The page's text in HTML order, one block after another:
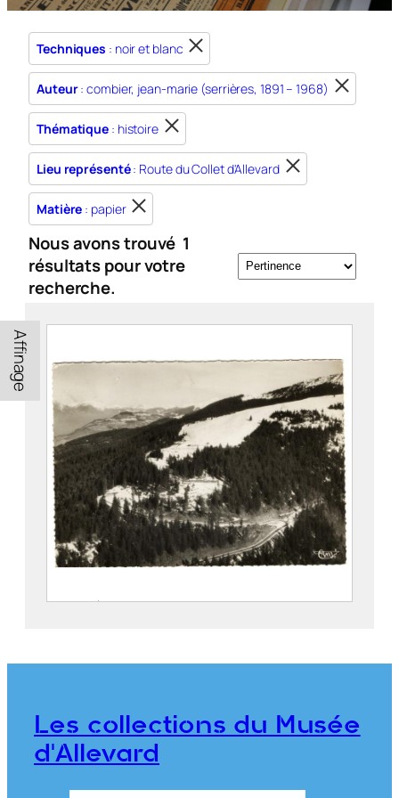
Techniques : noir et blanc
Auteur: combier, jean-marie (serrières, 1891 – 1968)
Thématique : histoire
Lieu représenté: Route du Collet d'Allevard
Matière : papier
Nous avons trouvé 1
résultats pour votre
recherche.
Affinage
Vue aérienne de la route du Collet
Les collections du Musée
d'Allevard